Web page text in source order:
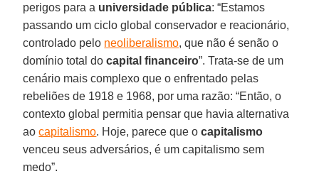
perigos para a universidade pública: “Estamos
passando um ciclo global conservador e reacionário,
controlado pelo neoliberalismo, que não é senão o
domínio total docapital financeiro”. Trata-se de um
cenário mais complexo que o enfrentado pelas
rebeliões de 1918 e 1968, por uma razão: “Então, o
contexto global permitia pensar que havia alternativa
aocapitalismo. Hoje, parece que ocapitalismo
venceu seus adversários, é um capitalismo sem
medo”.